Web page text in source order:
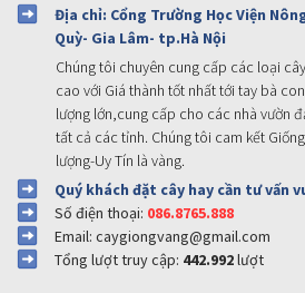
Địa chỉ: Cổng Trường Học Viện
Quỳ- Gia Lâm- tp.Hà Nội
Chúng tôi chuyên cung cấp các loại
cao với Giá thành tốt nhất tới tay bà
lượng lớn,cung cấp cho các nhà vườn
tất cả các tỉnh. Chúng tôi cam kết
lượng-Uy Tín là vàng.
Quý khách đặt cây hay cần tư vấn
Số điện thoại: 086.8765.888
Email: caygiongvang@gmail.com
Tổng lượt truy cập: 442.992lượt